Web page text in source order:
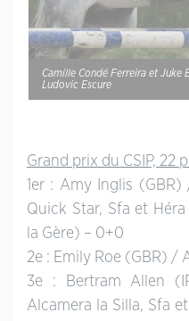
Camille Condé Ferreira et Juke
Ludovic Escure
Grand prix du CSIP, 22
1er : Amy Inglis (GBR)
Quick Star, Sfa et
la Gère) – 0+0
2e : Emily Roe (GBR) /
3e : Bertram Allen
Alcamera la Silla, Sfa